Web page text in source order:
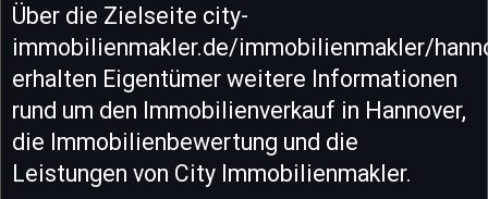
Über die Zielseite city-
immobilienmakler.de/immobilienmakler/
erhalten Eigentümer weitere Informationen
rund um den Immobilienverkauf in Hannover,
die Immobilienbewertung und die
Leistungen von City Immobilienmakler.